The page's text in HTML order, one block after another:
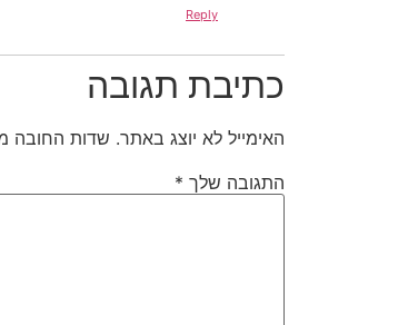
Reply
כתיבת תגובה
האימייל לא יוצג באתר. שדות החובה
התגובה שלך *